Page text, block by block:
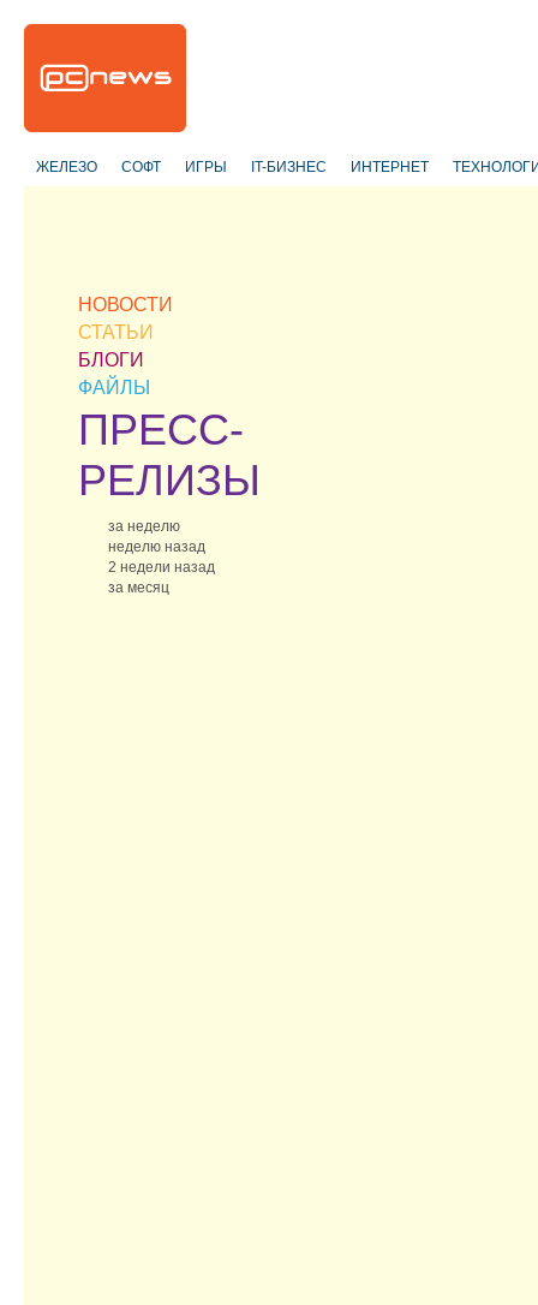
ЖЕЛЕЗО СОФТ ИГРЫ IT-БИЗНЕС ИНТЕРНЕТ
НОВОСТИ
СТАТЬИ
БЛОГИ
ФАЙЛЫ
ПРЕСС-
РЕЛИЗЫ
за неделю
неделю назад
2 недели назад
за месяц